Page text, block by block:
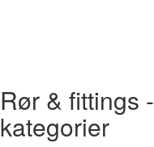
Rør & fittings -
kategorier